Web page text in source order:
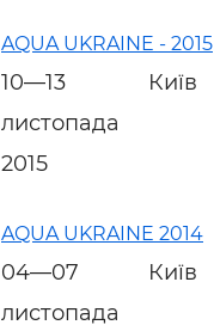
AQUA UKRAINE - 2015
10—13
листопада
2015
Київ
AQUA UKRAINE 2014
04—07
листопада
Київ